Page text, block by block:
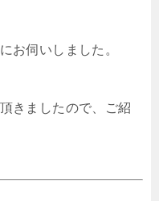
お伺いしました。
きましたので、ご紹